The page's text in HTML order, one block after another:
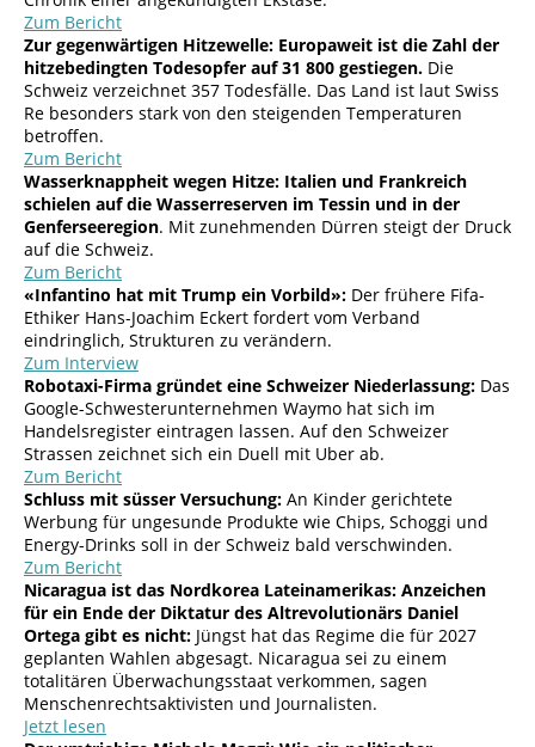
Zum Bericht
Zur gegenwärtigen Hitzewelle: Europaweit ist die Zahl der
hitzebedingten Todesopfer auf 31 800 gestiegen. Die
Schweiz verzeichnet 357 Todesfälle. Das Land ist laut Swiss
Re besonders stark von den steigenden Temperaturen
betroffen.
Zum Bericht
Wasserknappheit wegen Hitze: Italien und Frankreich
schielen auf die Wasserreserven im Tessin und in der
Genferseeregion. Mit zunehmenden Dürren steigt der Druck
auf die Schweiz.
Zum Bericht
«Infantino hat mit Trump ein Vorbild»: Der frühere Fifa-
Ethiker Hans-Joachim Eckert fordert vom Verband
eindringlich, Strukturen zu verändern.
Zum Interview
Robotaxi-Firma gründet eine Schweizer Niederlassung: Das
Google-Schwesterunternehmen Waymo hat sich im
Handelsregister eintragen lassen. Auf den Schweizer
Strassen zeichnet sich ein Duell mit Uber ab.
Zum Bericht
Schluss mit süsser Versuchung: An Kinder gerichtete
Werbung für ungesunde Produkte wie Chips, Schoggi und
Energy-Drinks soll in der Schweiz bald verschwinden.
Zum Bericht
Nicaragua ist das Nordkorea Lateinamerikas: Anzeichen
für ein Ende der Diktatur des Altrevolutionärs Daniel
Ortega gibt es nicht: Jüngst hat das Regime die für 2027
geplanten Wahlen abgesagt. Nicaragua sei zu einem
totalitären Überwachungsstaat verkommen, sagen
Menschenrechtsaktivisten und Journalisten.
Jetzt lesen